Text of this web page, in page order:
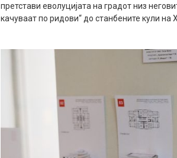
претстави еволуцијата на градот низ
качуваат по ридови“ до станбените кули на